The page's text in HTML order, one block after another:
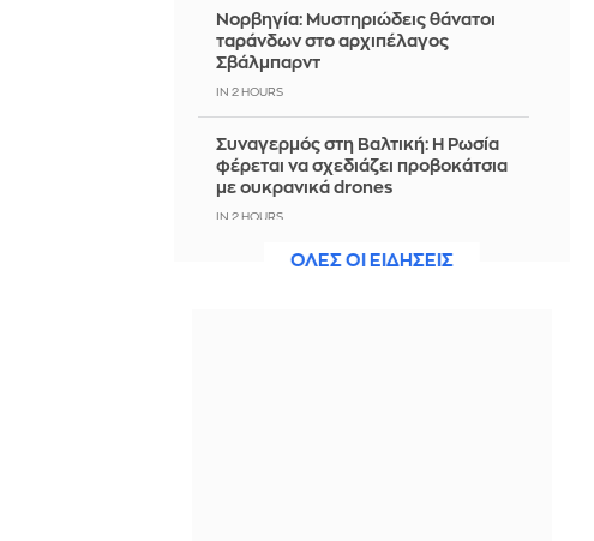
Νορβηγία: Μυστηριώδεις θάνατοι
ταράνδων στο αρχιπέλαγος
Σβάλμπαρντ
IN 2 HOURS
Συναγερμός στη Βαλτική: Η Ρωσία
φέρεται να σχεδιάζει προβοκάτσια
με ουκρανικά drones
IN 2 HOURS
Άρσεναλ: Επέκτεινε τη συνεργασία
ΟΛΕΣ ΟΙ ΕΙΔΗΣΕΙΣ